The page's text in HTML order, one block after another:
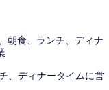
朝食、ランチ、ディナ
、ディナータイムに営